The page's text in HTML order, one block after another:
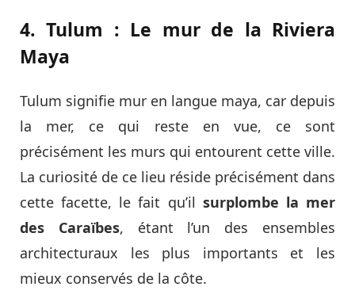
4. Tulum : Le mur de la Riviera
Maya
Tulum signifie mur en langue maya, car depuis
la mer, ce qui reste en vue, ce sont
précisément les murs qui entourent cette ville.
La curiosité de ce lieu réside précisément dans
cette facette, le fait qu’il surplombe la mer
des Caraïbes, étant l’un des ensembles
architecturaux les plus importants et les
mieux conservés de la côte.